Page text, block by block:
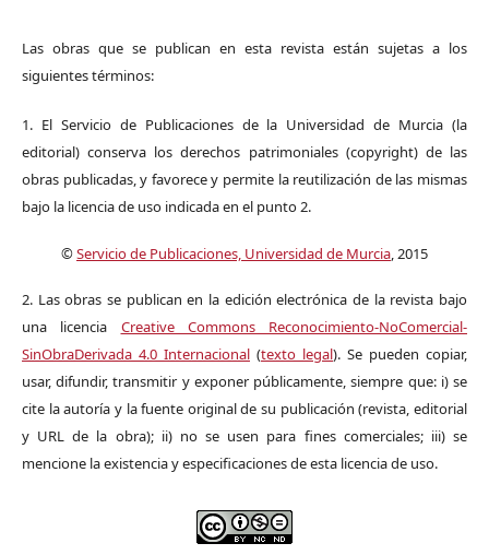
Las obras que se publican en esta revista están sujetas a los
siguientes términos:
1. El Servicio de Publicaciones de la Universidad de Murcia (la
editorial) conserva los derechos patrimoniales (copyright) de las
obras publicadas, y favorece y permite la reutilización de las mismas
bajo la licencia de uso indicada en el punto 2.
©Servicio de Publicaciones, Universidad de Murcia, 2015
2. Las obras se publican en la edición electrónica de la revista bajo
una licencia Creative Commons Reconocimiento-NoComercial-
SinObraDerivada 4.0 Internacional (texto legal). Se pueden copiar,
usar, difundir, transmitir y exponer públicamente, siempre que: i) se
cite la autoría y la fuente original de su publicación (revista, editorial
y URL de la obra); ii) no se usen para fines comerciales; iii) se
mencione la existencia y especificaciones de esta licencia de uso.